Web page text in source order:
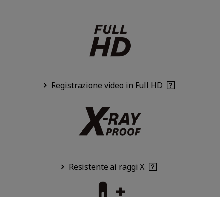
Registrazione video in Full HD
Resistente ai raggi X